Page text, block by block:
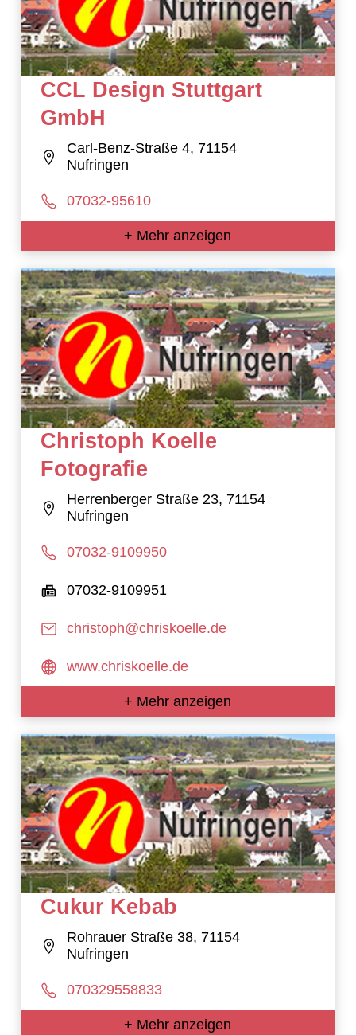
CCL Design Stuttgart
GmbH
Carl-Benz-Straße 4, 71154
Nufringen
07032-95610
+ Mehr anzeigen
Christoph Koelle
Fotografie
Herrenberger Straße 23, 71154
Nufringen
07032-9109950
07032-9109951
christoph@chriskoelle.de
www.chriskoelle.de
+ Mehr anzeigen
Cukur Kebab
Rohrauer Straße 38, 71154
Nufringen
070329558833
+ Mehr anzeigen